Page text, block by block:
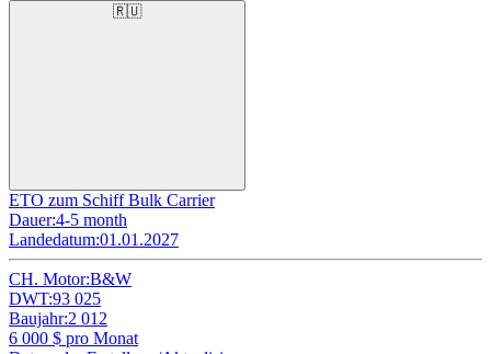
🇷🇺
ETO zum Schiff Bulk Carrier
Dauer:4-5 month
Landedatum:01.01.2027
CH. Motor:B&W
DWT:93 025
Baujahr:2 012
6 000 $ pro Monat